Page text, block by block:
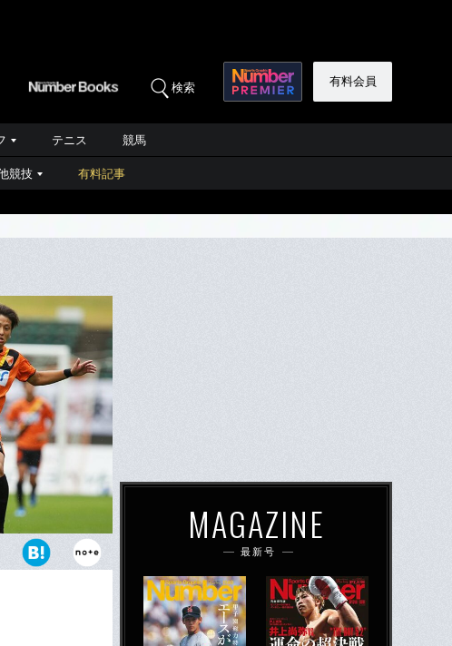
検索 有料会員
テニス 競馬
競技 有料記事
だ。低迷が続く若
MAGAZINE
最新号